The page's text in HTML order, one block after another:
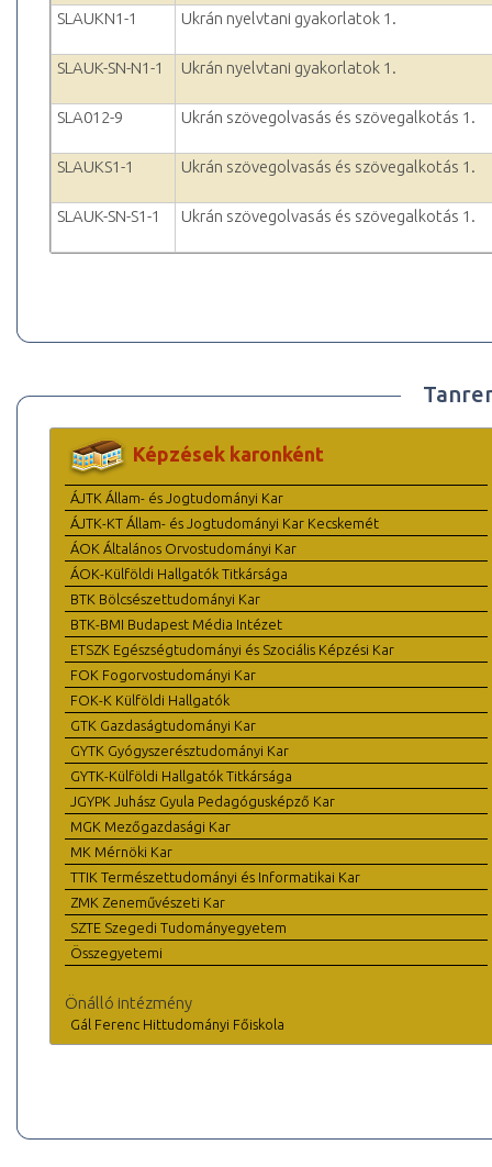
SLAUKN1-1 Ukrán nyelvtani gyakorlatok 1.
SLAUK-SN-N1-1 Ukrán nyelvtani gyakorlatok 1.
SLA012-9 Ukrán szövegolvasás és szövegalkotás 1.
SLAUKS1-1 Ukrán szövegolvasás és szövegalkotás 1.
SLAUK-SN-S1-1 Ukrán szövegolvasás és szövegalkotás 1.
Képzések karonként
ÁJTK Állam- és Jogtudományi Kar
ÁJTK-KT Állam- és Jogtudományi Kar Kecskemét
ÁOK Általános Orvostudományi Kar
ÁOK-Külföldi Hallgatók Titkársága
BTK Bölcsészettudományi Kar
BTK-BMI Budapest Média Intézet
ETSZK Egészségtudományi és Szociális Képzési Kar
FOK Fogorvostudományi Kar
FOK-K Külföldi Hallgatók
GTK Gazdaságtudományi Kar
GYTK Gyógyszerésztudományi Kar
GYTK-Külföldi Hallgatók Titkársága
JGYPK Juhász Gyula Pedagógusképző Kar
MGK Mezőgazdasági Kar
MK Mérnöki Kar
TTIK Természettudományi és Informatikai Kar
ZMK Zeneművészeti Kar
SZTE Szegedi Tudományegyetem
Összegyetemi
Önálló intézmény
Gál Ferenc Hittudományi Főiskola